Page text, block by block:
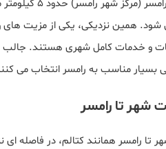
همین نزدیکی، یکی از مزیت های
و خدمات کامل شهری هستند. جالب
بسیار مناسب به رامسر انتخاب می‌
شهر تا رامسر